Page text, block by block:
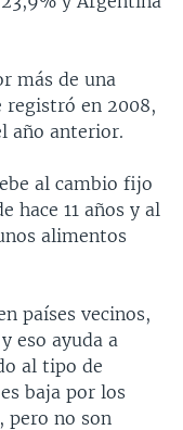
más de una
registró en 2008,
año anterior.
al cambio fijo
hace 11 años y al
alimentos
países vecinos,
eso ayuda a
al tipo de
baja por los
pero no son